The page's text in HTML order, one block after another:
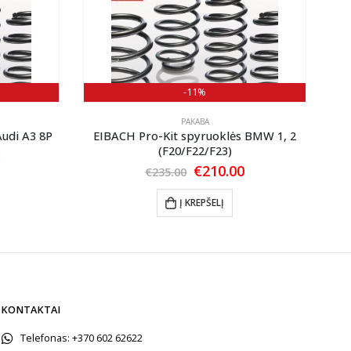
A3 8P
-11%
PAKABA
EIBACH Pro-Kit spyruoklės BMW 1, 2
(F20/F22/F23)
€235.00 Original
price
was:
€235.00.
€210.00Current
Į KREPŠELĮ
KONTAKTAI
Telefonas: +370 602 62622